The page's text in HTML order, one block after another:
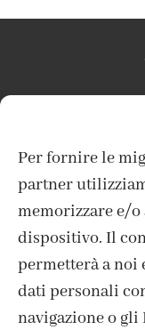
Per fornire le
partner
memorizzare e/
dispositivo. Il
permetterà a
dati personali
navigazione o